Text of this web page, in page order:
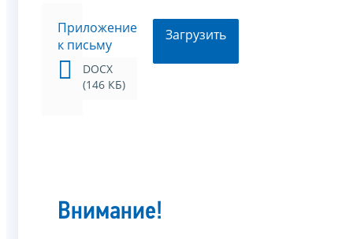
Приложение
к письму
DOCX
(146 КБ)
Загрузить
Внимание!